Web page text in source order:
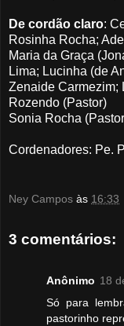
De cordão claro:
Rosinha Rocha;
Maria da Graça
Lima; Lucinha (de
Zenaide Carmezim;
Rozendo (Pastor)
Sonia Rocha
Cordenadores: Pe.
Ney Campos às 16:33
3 comentários:
Anônimo 18
Só para
pastorinho